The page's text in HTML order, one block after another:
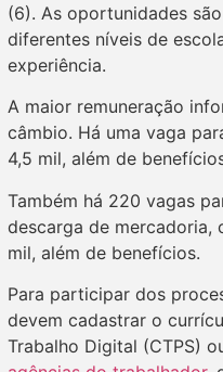
(6). As oportunidades
diferentes níveis de
experiência.
A maior remuneração
câmbio. Há uma vaga
4,5 mil, além de
Também há 220 vagas
descarga de mercadoria,
mil, além de benefícios.
Para participar dos
devem cadastrar o
Trabalho Digital (CTPS)